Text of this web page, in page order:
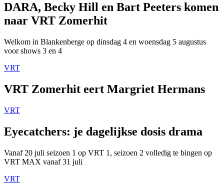
DARA, Becky Hill en Bart Peeters komen
naar VRT Zomerhit
Welkom in Blankenberge op dinsdag 4 en woensdag 5 augustus
voor shows 3 en 4
VRT
VRT Zomerhit eert Margriet Hermans
VRT
Eyecatchers: je dagelijkse dosis drama
Vanaf 20 juli seizoen 1 op VRT 1, seizoen 2 volledig te bingen op
VRT MAX vanaf 31 juli
VRT